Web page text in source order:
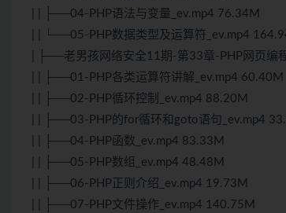
| | ├──04-PHP语法与变量_ev.mp4 76.34M
| | └──05-PHP数据类型及运算符_ev.mp4
| ├──老男孩网络安全11期-第33章-PHP网页编
| | ├──01-PHP各类运算符讲解_ev.mp4 60.40M
| | ├──02-PHP循环控制_ev.mp4 88.20M
| | ├──03-PHP的for循环和goto语句_ev.mp4
| | ├──04-PHP函数_ev.mp4 83.33M
| | ├──05-PHP数组_ev.mp4 48.48M
| | ├──06-PHP正则介绍_ev.mp4 19.73M
| | ├──07-PHP文件操作_ev.mp4 140.75M